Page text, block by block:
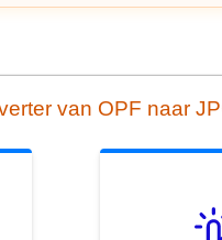
van OPF naar